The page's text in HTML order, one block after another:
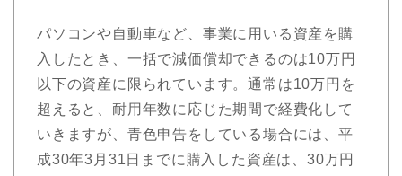
パソコンや自動車など、事業に用いる資産を購
入したとき、一括で減価償却できるのは10万円
以下の資産に限られています。通常は10万円を
超えると、耐用年数に応じた期間で経費化して
いきますが、青色申告をしている場合には、平
成30年3月31日までに購入した資産は、30万円